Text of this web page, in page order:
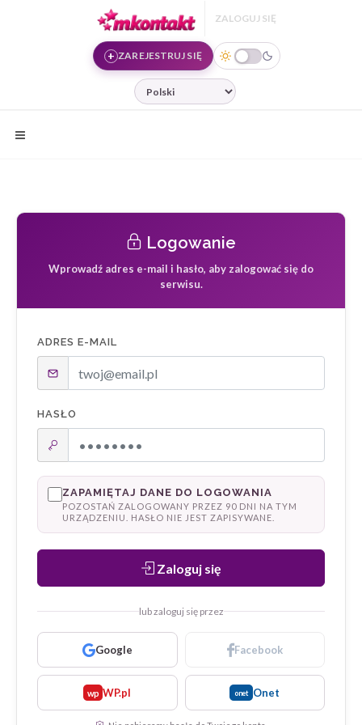
ZALOGUJ SIĘ
ZAREJESTRUJ SIĘ
JĘZYK
Logowanie
Wprowadź adres e-mail i hasło, aby zalogować się do
serwisu.
ADRES E-MAIL
HASŁO
ZAPAMIĘTAJ DANE DO LOGOWANIA
POZOSTAŃ ZALOGOWANY PRZEZ 90 DNI NA TYM
URZĄDZENIU. HASŁO NIE JEST ZAPISYWANE.
Zaloguj się
lub zaloguj się przez
Google Facebook
wp WP.pl onet Onet